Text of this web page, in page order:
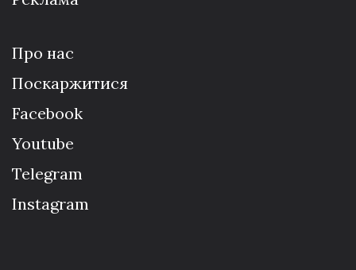
Про нас
Поскаржитися
Facebook
Youtube
Telegram
Instagram